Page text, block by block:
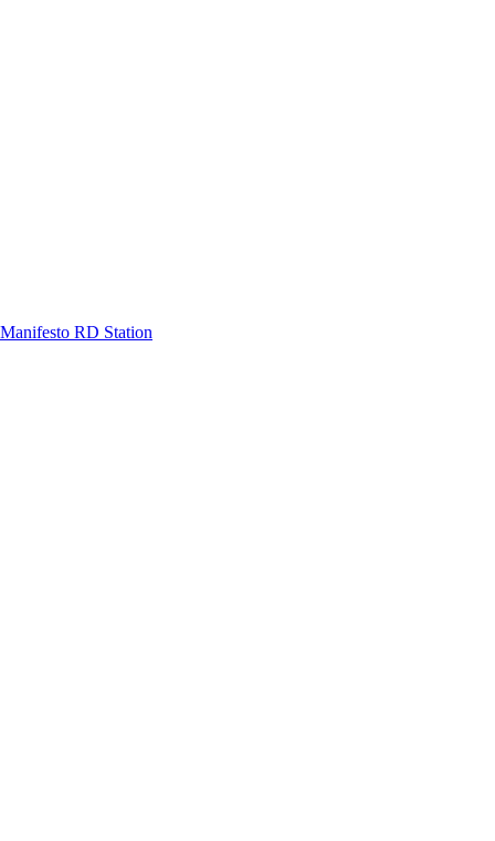
Manifesto RD Station